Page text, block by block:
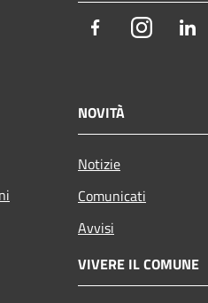
FacebookInstagram
NOVITÀ
Notizie
Comunicati
Avvisi
VIVERE IL COMUNE